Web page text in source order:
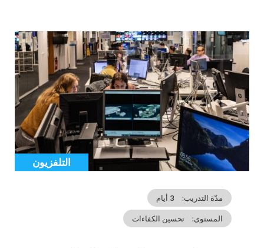
Cover
illustration
Catégorie
التلفزيون
مدّة التدريب 3 أيام
المستوى تحسين الكفاءات